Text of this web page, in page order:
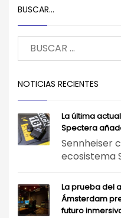
BUSCAR…
NOTICIAS RECIENTES
La última
Spectera
Sennheiser
ecosistema
La prueba del
Ámsterdam
futuro